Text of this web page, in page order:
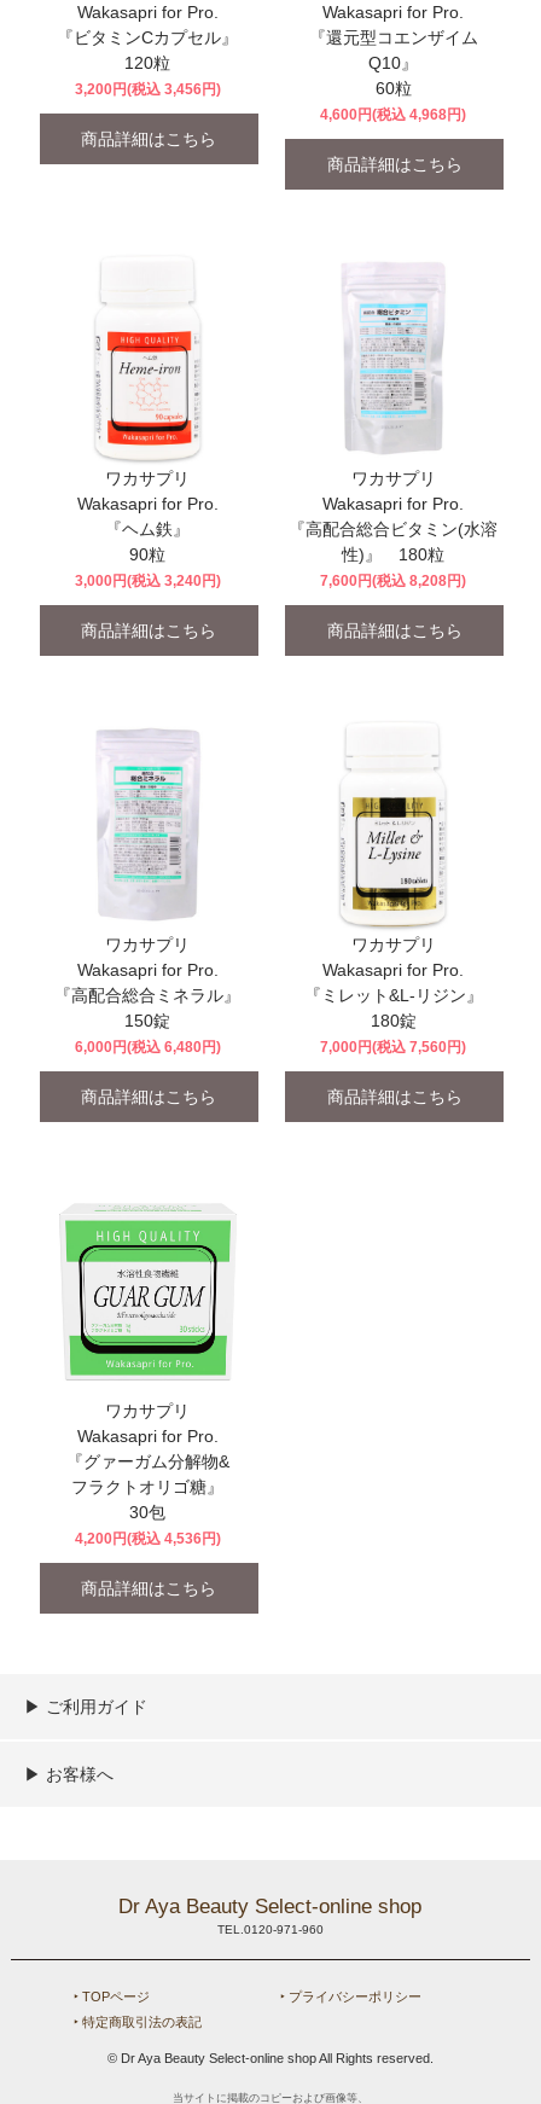
Wakasapri for Pro.
『ビタミンCカプセル』
120粒
3,200円(税込 3,456円)
商品詳細はこちら
Wakasapri for Pro.
『還元型コエンザイム
Q10』
60粒
4,600円(税込 4,968円)
商品詳細はこちら
ワカサプリ
Wakasapri for Pro.
『ヘム鉄』
90粒
3,000円(税込 3,240円)
商品詳細はこちら
ワカサプリ
Wakasapri for Pro.
『高配合総合ビタミン(水溶
性)』 180粒
7,600円(税込 8,208円)
商品詳細はこちら
ワカサプリ
Wakasapri for Pro.
『高配合総合ミネラル』
150錠
6,000円(税込 6,480円)
商品詳細はこちら
ワカサプリ
Wakasapri for Pro.
『ミレット&L-リジン』
180錠
7,000円(税込 7,560円)
商品詳細はこちら
ワカサプリ
Wakasapri for Pro.
『グァーガム分解物&
フラクトオリゴ糖』
30包
4,200円(税込 4,536円)
商品詳細はこちら
▶︎ ご利用ガイド
ご利用ガイド
決済／配送／送料について
取り扱い商品一覧
顧客情報の取扱について
特定商取引法の表記
▶︎ お客様へ
Dr Aya Beauty Select-online shop
TEL.0120-971-960
‣ TOPページ
‣ プライバシーポリシー
‣ 特定商取引法の表記
© Dr Aya Beauty Select-online shop All Rights reserved.
当サイトに掲載のコピーおよび画像等、